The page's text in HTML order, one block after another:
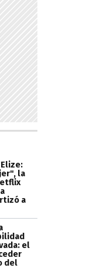
la
a
el
del